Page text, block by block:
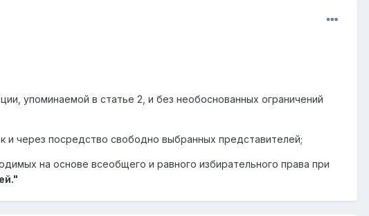
упоминаемой в статье 2, и без необоснованных ограничений
через посредство свободно выбранных представителей;
на основе всеобщего и равного избирательного права при